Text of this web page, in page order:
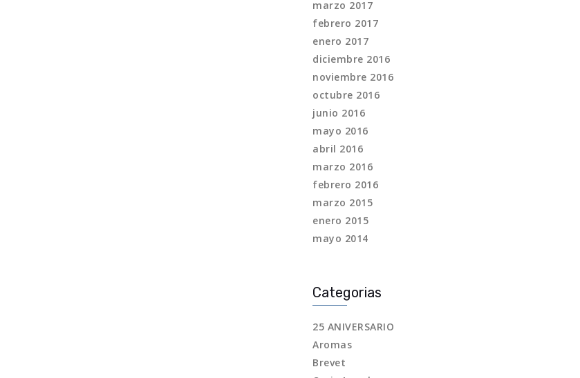
marzo 2017
febrero 2017
enero 2017
diciembre 2016
noviembre 2016
octubre 2016
junio 2016
mayo 2016
abril 2016
marzo 2016
febrero 2016
marzo 2015
enero 2015
mayo 2014
Categorias
25 ANIVERSARIO
Aromas
Brevet